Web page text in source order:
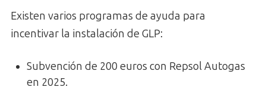
Existen varios programas de ayuda para
incentivar la instalación de GLP:
Subvención de 200 euros con Repsol Autogas
en 2025.